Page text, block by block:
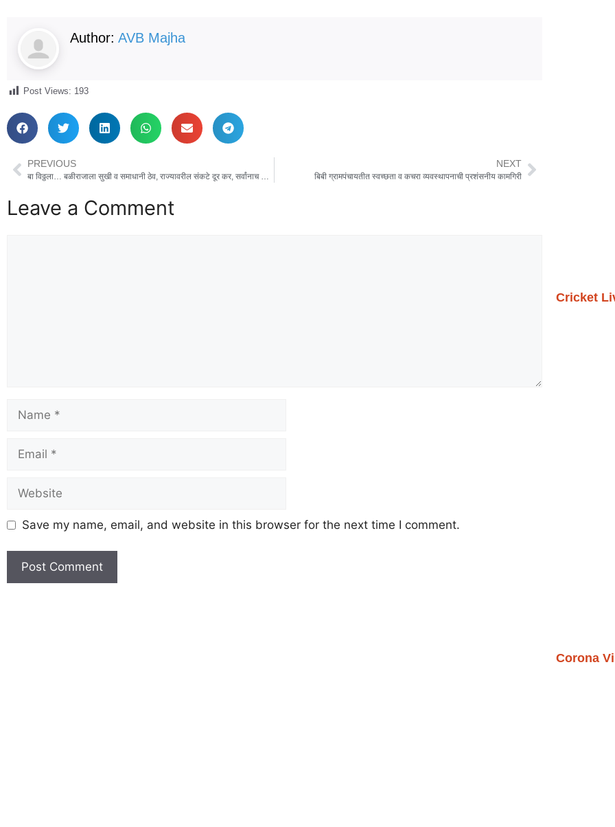
Author: AVB Majha
Post Views: 193
PREVIOUS NEXT
बिबी ग्रामपंचायतीत स्वच्छता व कचरा व्यवस्थापनाची प्रशंसनीय कामगिरी
Leave a Comment
Save my name, email, and website in this browser for the next time I comment.
Cricket
Corona